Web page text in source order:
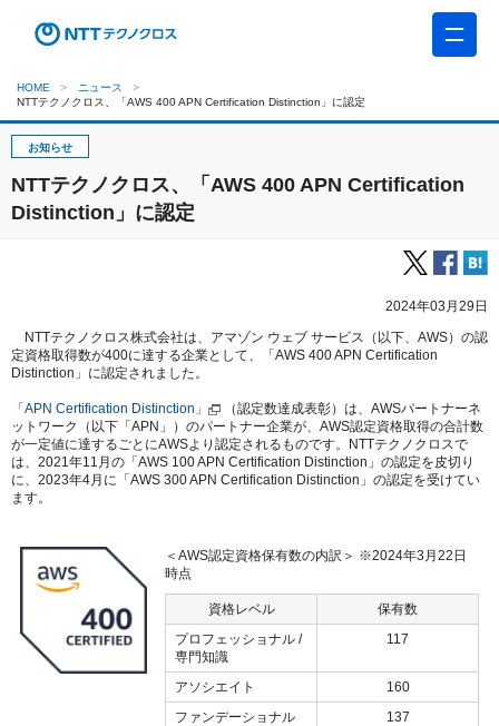
HOME
ニュース
NTTテクノクロス、「AWS 400 APN Certification Distinction」に認定
お知らせ
NTTテクノクロス、「AWS 400 APN Certification
Distinction」に認定
2024年03月29日
NTTテクノクロス株式会社は、アマゾン ウェブ サービス（以下、AWS）の認
定資格取得数が400に達する企業として、「AWS 400 APN Certification
Distinction」に認定されました。
「APN Certification Distinction」
（認定数達成表彰）は、AWSパートナーネ
ットワーク（以下「APN」）のパートナー企業が、AWS認定資格取得の合計数
が一定値に達するごとにAWSより認定されるものです。NTTテクノクロスで
は、2021年11月の「AWS 100 APN Certification Distinction」の認定を皮切り
に、2023年4月に「AWS 300 APN Certification Distinction」の認定を受けてい
ます。
＜AWS認定資格保有数の内訳＞ ※2024年3月22日
時点
資格レベル
保有数
プロフェッショナル /
専門知識
117
アソシエイト
160
ファンデーショナル
137